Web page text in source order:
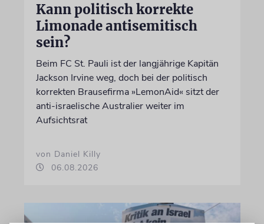
Kann politisch korrekte
Limonade antisemitisch
sein?
Beim FC St. Pauli ist der langjährige Kapitän
Jackson Irvine weg, doch bei der politisch
korrekten Brausefirma »LemonAid« sitzt der
anti-israelische Australier weiter im
Aufsichtsrat
von Daniel Killy
06.08.2026